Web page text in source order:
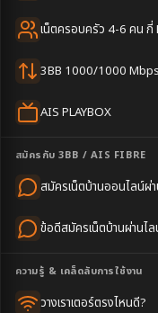
เน็ตครอบครัว 4-6 คน
3BB 1000/1000 Mbps
AIS PLAYBOX
สมัครกับ 3BB / AIS FIBRE
สมัครเน็ตบ้านออนไลน์ผ่
ข้อดีสมัครเน็ตบ้านผ่านไ
ความรู้ & เคล็ดลับการใช้งาน
วางเราเตอร์ตรงไหนดี?
ครอบคลุมดีเยี่ยม
ชำนาญพื้นที่